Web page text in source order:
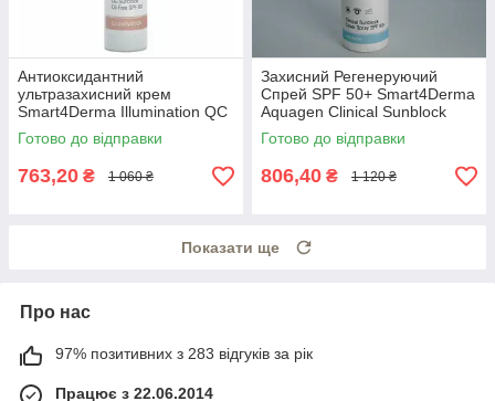
Антиоксидантний
ультразахисний крем
Smart4Derma Illumination QC
Sunblock Oil-Free SPF 500
Готово до відправки
763,20 ₴ 1 060 ₴
Захисний Регенеруючий
Спрей SPF 50+ Smart4Derma
Aquagen Clinical Sunblock
Cover Spray SPF 50+
Готово до відправки
806,40 ₴ 1 120 ₴
Показати ще
Про нас
97% позитивних з 283 відгуків за рік
Працює з 22.06.2014